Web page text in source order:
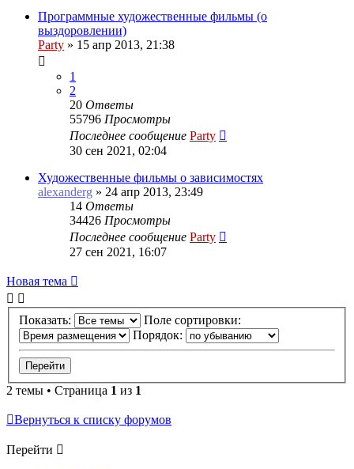
Программные художественные фильмы (о
выздоровлении)
Party » 15 апр 2013, 21:38
1
2
20 Ответы
55796 Просмотры
Последнее сообщение Party
30 сен 2021, 02:04
Художественные фильмы о зависимостях
alexanderg » 24 апр 2013, 23:49
14 Ответы
34426 Просмотры
Последнее сообщение Party
27 сен 2021, 16:07
Новая
тема
Новая тема
Показать:
Поле сортировки:
Порядок:
2 темы • Страница 1 из 1
Вернуться к списку форумов
Перейти